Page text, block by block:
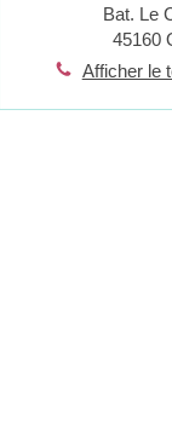
Bat. Le
45160
Afficher le